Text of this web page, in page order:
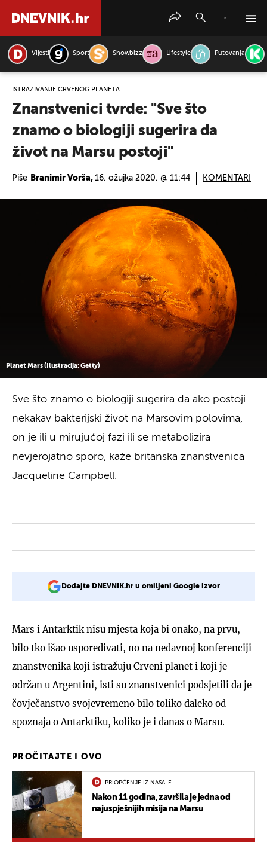
Vijesti Sport Showbizz Lifestyle Putovanja
ISTRAŽIVANJE CRVENOG PLANETA
Znanstvenici tvrde: "Sve što
znamo o biologiji sugerira da
život na Marsu postoji"
Piše Branimir Vorša, 16. ožujka 2020. @ 11:44 KOMENTARI
Planet Mars (Ilustracija: Getty)
Sve što znamo o biologiji sugerira da ako postoji
nekakav bakterijski život na Marsovim polovima,
on je ili u mirujućoj fazi ili se metabolizira
nevjerojatno sporo, kaže britanska znanstvenica
Jacqueline Campbell.
Dodajte DNEVNIK.hr u omiljeni Google izvor
Mars i Antarktik nisu mjesta koja bi onako, na prvu,
bilo tko išao uspoređivati, no na nedavnoj konferenciji
znanstvenika koji istražuju Crveni planet i koji je
održan u Argentini, isti su znanstvenici podsjetili da je
čovječanstvo svojevremeno bilo toliko daleko od
spoznaja o Antarktiku, koliko je i danas o Marsu.
PROČITAJTE I OVO
PRIOPĆENJE IZ NASA-E
Nakon 11 godina, završila je jedna od
najuspješnijih misija na Marsu
PRETRAŽITE VIJESTI